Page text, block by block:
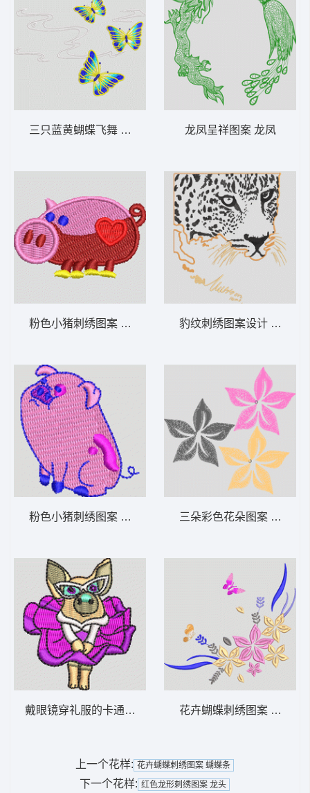
三只蓝黄蝴蝶飞舞 汉服
粉色小猪刺绣图案 猪头
粉色小猪刺绣图案 猪头
戴眼镜穿礼服的卡通狗 猪头
龙凤呈祥图案 龙凤
豹纹刺绣图案设计 豹头
三朵彩色花朵图案 简单花
花卉蝴蝶刺绣图案 汉服
上一个花样: 花卉蝴蝶刺绣图案 蝴蝶条
下一个花样: 红色龙形刺绣图案 龙头